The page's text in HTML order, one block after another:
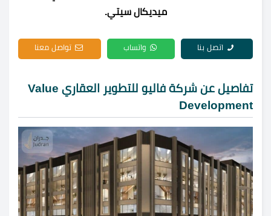
ميديكال سيتي.
اتصل بنا واتساب تواصل معنا
تفاصيل عن شركة فاليو للتطوير العقاري Value
Development